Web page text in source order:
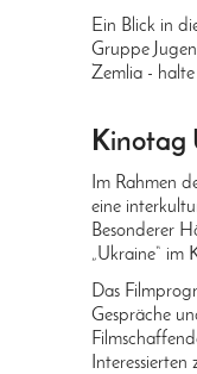
Ein Blick in
Gruppe
Zemlia -
Kinotag
Im Rahmen
eine
Besonderer
„Ukraine“ im
Das
Gespräche